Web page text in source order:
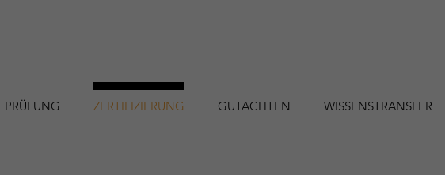
PRÜFUNG ZERTIFIZIERUNG GUTACHTEN WISSENSTRANSFER